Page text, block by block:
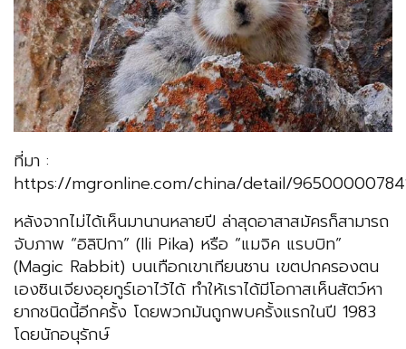
ที่มา :
https://mgronline.com/china/detail/
หลังจากไม่ได้เห็นมานานหลายปี ล่าสุดอาสาสมัครก็สามารถ
จับภาพ “อิลิปิกา” (Ili Pika) หรือ “แมจิค แรบบิท”
(Magic Rabbit) บนเทือกเขาเทียนซาน เขตปกครองตน
เองซินเจียงอุยกูร์เอาไว้ได้ ทำให้เราได้มีโอกาสเห็นสัตว์หา
ยากชนิดนี้อีกครั้ง โดยพวกมันถูกพบครั้งแรกในปี 1983
โดยนักอนุรักษ์